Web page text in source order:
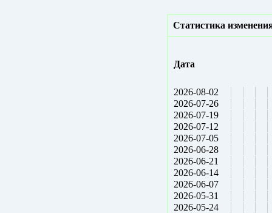
Статистика
Дата
2026-08-02
2026-07-26
2026-07-19
2026-07-12
2026-07-05
2026-06-28
2026-06-21
2026-06-14
2026-06-07
2026-05-31
2026-05-24